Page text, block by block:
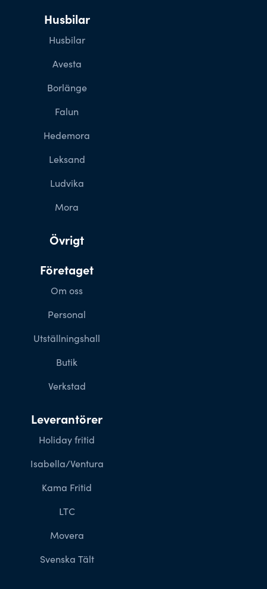
Husbilar
Husbilar
Avesta
Borlänge
Falun
Hedemora
Leksand
Ludvika
Mora
Övrigt
Företaget
Om oss
Personal
Utställningshall
Butik
Verkstad
Leverantörer
Holiday fritid
Isabella/Ventura
Kama Fritid
LTC
Movera
Svenska Tält